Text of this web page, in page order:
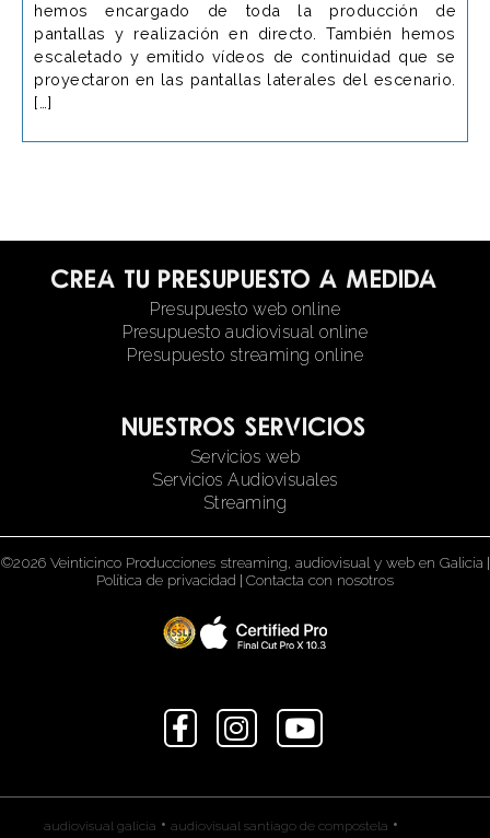
hemos encargado de toda la producción de
pantallas y realización en directo. También hemos
escaletado y emitido vídeos de continuidad que se
proyectaron en las pantallas laterales del escenario.
[…]
Crea tu presupuesto a medida
Presupuesto web online
Presupuesto audiovisual online
Presupuesto streaming online
Nuestros servicios
Servicios web
Servicios Audiovisuales
Streaming
©2026 Veinticinco Producciones streaming, audiovisual y web en Galicia |
Política de privacidad | Contacta con nosotros
audiovisual galicia • audiovisual santiago de compostela •